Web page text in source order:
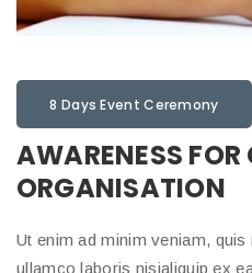
8 Days Event Ceremony
AWARENESS
ORGANISATION
Ut enim ad minim veniam,
ullamco laboris nisialiquip ex